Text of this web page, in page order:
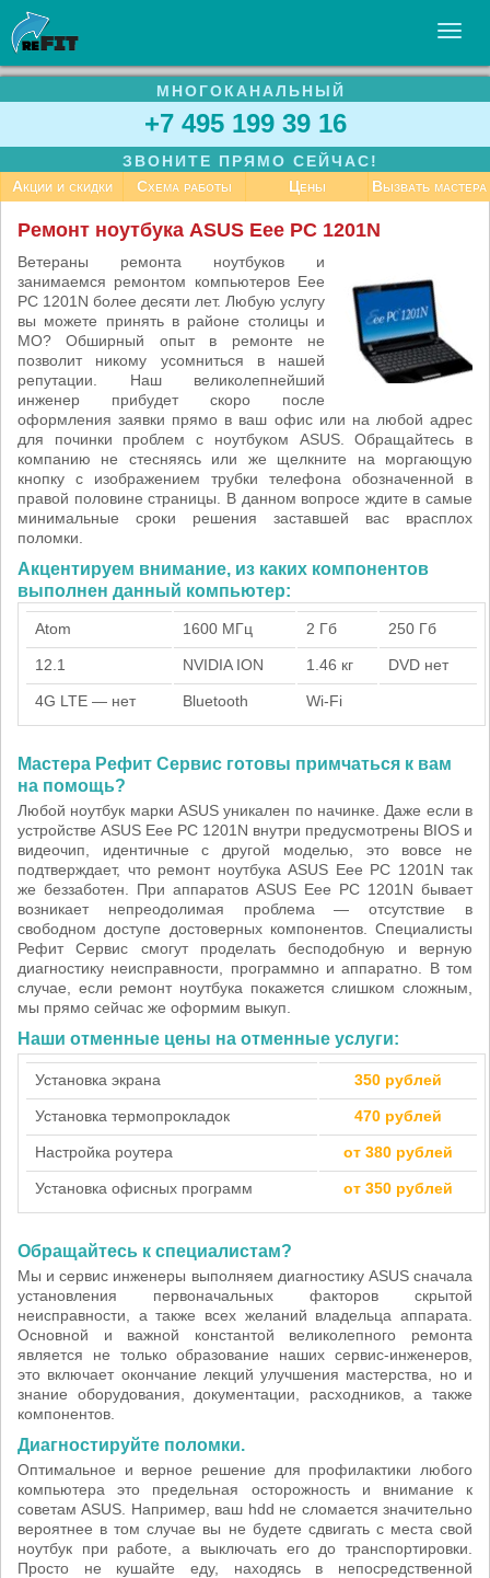
УСЛУГИ
БИЗНЕСУ
СТАТЬИ
КОНТАКТЫ
МНОГОКАНАЛЬНЫЙ
+7 495 199 39 16
ЗВОНИТЕ ПРЯМО СЕЙЧАС!
Акции и скидки
Схема работы Цены Вызвать мастера
Ремонт ноутбука ASUS Eee PC 1201N
Ветераны ремонта ноутбуков и
занимаемся ремонтом компьютеров Eee
PC 1201N более десяти лет. Любую услугу
вы можете принять в районе столицы и
МО? Обширный опыт в ремонте не
позволит никому усомниться в нашей
репутации. Наш великолепнейший
инженер прибудет скоро после
оформления заявки прямо в ваш офис или на любой адрес
для починки проблем с ноутбуком ASUS. Обращайтесь в
компанию не стесняясь или же щелкните на моргающую
кнопку с изображением трубки телефона обозначенной в
правой половине страницы. В данном вопросе ждите в самые
минимальные сроки решения заставшей вас врасплох
поломки.
Акцентируем внимание, из каких компонентов
выполнен данный компьютер:
Atom 1600 МГц 2 Гб 250 Гб
12.1 NVIDIA ION 1.46 кг DVD нет
4G LTE — нет Bluetooth Wi-Fi
Мастера Рефит Сервис готовы примчаться к вам
на помощь?
Любой ноутбук марки ASUS уникален по начинке. Даже если в
устройстве ASUS Eee PC 1201N внутри предусмотрены BIOS и
видеочип, идентичные с другой моделью, это вовсе не
подтверждает, что ремонт ноутбука ASUS Eee PC 1201N так
же беззаботен. При аппаратов ASUS Eee PC 1201N бывает
возникает непреодолимая проблема — отсутствие в
свободном доступе достоверных компонентов. Специалисты
Рефит Сервис смогут проделать бесподобную и верную
диагностику неисправности, программно и аппаратно. В том
случае, если ремонт ноутбука покажется слишком сложным,
мы прямо сейчас же оформим выкуп.
Наши отменные цены на отменные услуги:
Установка экрана 350 рублей
Установка термопрокладок 470 рублей
Настройка роутера от 380 рублей
Установка офисных программ от 350 рублей
Обращайтесь к специалистам?
Мы и сервис инженеры выполняем диагностику ASUS сначала
установления первоначальных факторов скрытой
неисправности, а также всех желаний владельца аппарата.
Основной и важной константой великолепного ремонта
является не только образование наших сервис-инженеров,
это включает окончание лекций улучшения мастерства, но и
знание оборудования, документации, расходников, а также
компонентов.
Диагностируйте поломки.
Оптимальное и верное решение для профилактики любого
компьютера это предельная осторожность и внимание к
советам ASUS. Например, ваш hdd не сломается значительно
вероятнее в том случае вы не будете сдвигать с места свой
ноутбук при работе, а выключать его до транспортировки.
Просто не кушайте еду, находясь в непосредственной